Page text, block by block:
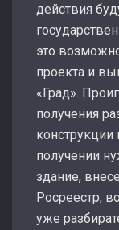
действия
это
проекта и
«Град».
получения
конструкции
получении
здание,
Росреестр,
уже